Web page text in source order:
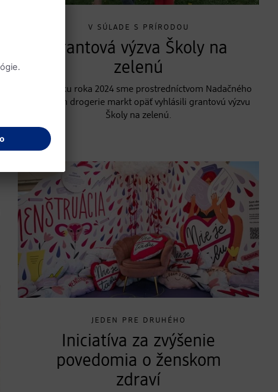
V SÚLADE S PRÍRODOU
Grantová výzva Školy na
zelenú
Na začiatku roka 2024 sme prostredníctvom Nadačného
fondu dm drogerie markt opäť vyhlásili grantovú výzvu
Školy na zelenú.
JEDEN PRE DRUHÉHO
Iniciatíva za zvýšenie
povedomia o ženskom
zdraví